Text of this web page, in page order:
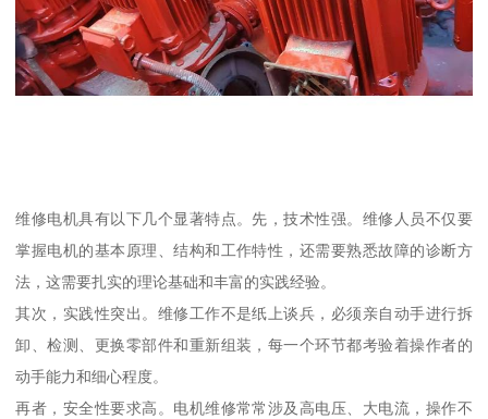
维修电机具有以下几个显著特点。先，技术性强。维修人员不仅要
掌握电机的基本原理、结构和工作特性，还需要熟悉故障的诊断方
法，这需要扎实的理论基础和丰富的实践经验。
其次，实践性突出。维修工作不是纸上谈兵，必须亲自动手进行拆
卸、检测、更换零部件和重新组装，每一个环节都考验着操作者的
动手能力和细心程度。
再者，安全性要求高。电机维修常常涉及高电压、大电流，操作不